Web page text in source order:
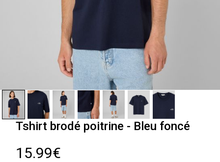
Tshirt brodé poitrine - Bleu foncé
15.99€